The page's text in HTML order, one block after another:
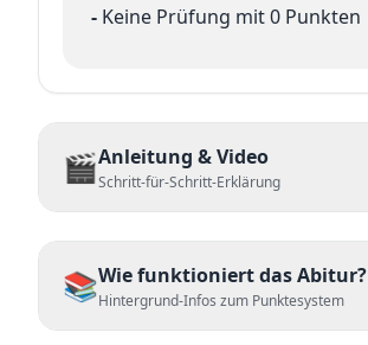
- Keine Prüfung mit 0 Punkten
🎬Anleitung & Video
Schritt-für-Schritt-Erklärung
📚Wie funktioniert das Abitur?
Hintergrund-Infos zum Punktesystem